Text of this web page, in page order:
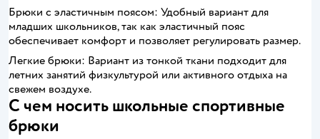
Брюки с эластичным поясом: Удобный вариант для
младших школьников, так как эластичный пояс
обеспечивает комфорт и позволяет регулировать размер.
Легкие брюки: Вариант из тонкой ткани подходит для
летних занятий физкультурой или активного отдыха на
свежем воздухе.
С чем носить школьные спортивные
брюки